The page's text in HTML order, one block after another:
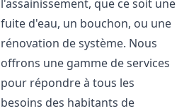
l'assainissement, que ce soit une
fuite d'eau, un bouchon, ou une
rénovation de système. Nous
offrons une gamme de services
pour répondre à tous les
besoins des habitants de